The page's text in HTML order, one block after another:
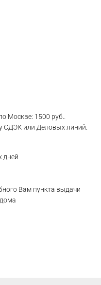
Москве: 1500 руб..
СДЭК или Деловых линий.
дней
Вам пункта выдачи